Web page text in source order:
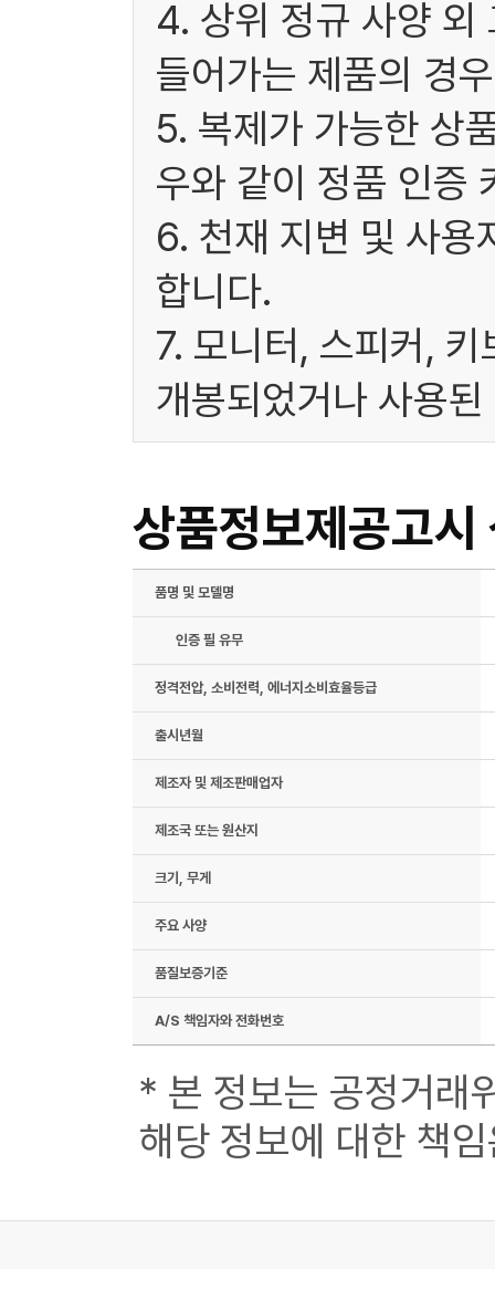
4. 상위 정규 사양 외
들어가는 제품의 경
5. 복제가 가능한 상
우와 같이 정품 인증
6. 천재 지변 및 사용
합니다.
7. 모니터, 스피커,
개봉되었거나 사용
상품정보제공고시
품명 및 모델명
인증 필 유무
정격전압, 소비전력, 에너지소비효율등급
출시년월
제조자 및 제조판매업자
제조국 또는 원산지
크기, 무게
주요 사양
품질보증기준
A/S 책임자와 전화번호
* 본 정보는 공정거래
해당 정보에 대한 책